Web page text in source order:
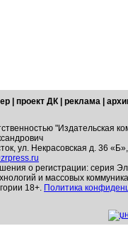
проект ДК реклама
"Издательская
ул. Некрасовская д. 36
о регистрации: серия
и массовых
18+. Политика